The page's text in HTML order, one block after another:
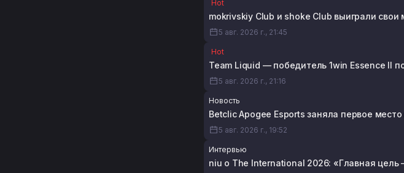
Hot
mokrivskiy Club и shoke Club выиграли свои
5 авг. 2026 г., 21:45
Hot
Team Liquid — победитель 1win Essence II
5 авг. 2026 г., 21:16
Новость
Betclic Apogee Esports заняла первое
5 авг. 2026 г., 19:52
Интервью
niu о The International 2026: «Главная